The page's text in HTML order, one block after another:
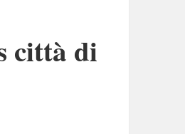
città di